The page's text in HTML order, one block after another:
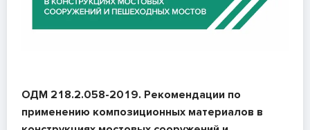
ОДМ 218.2.058-2019. Рекомендации по
применению композиционных материалов в